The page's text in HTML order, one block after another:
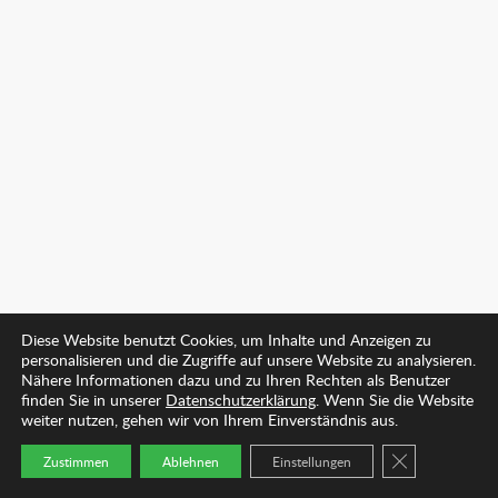
Startseite Arzt finden Kontakt
Diese Website benutzt Cookies, um Inhalte und Anzeigen zu
personalisieren und die Zugriffe auf unsere Website zu analysieren.
Nähere Informationen dazu und zu Ihren Rechten als Benutzer
finden Sie in unserer Datenschutzerklärung. Wenn Sie die Website
weiter nutzen, gehen wir von Ihrem Einverständnis aus.
Zustimmen Ablehnen Einstellungen GDPR